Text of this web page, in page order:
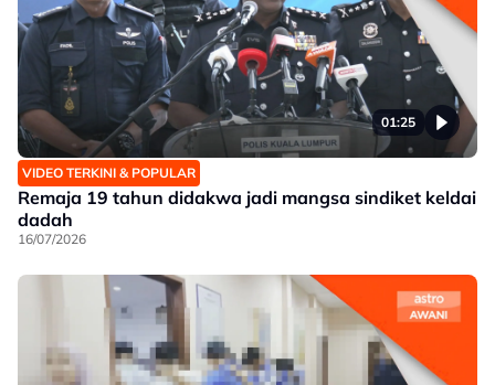
01:25
VIDEO TERKINI & POPULAR
Remaja 19 tahun didakwa jadi mangsa sindiket keldai
dadah
16/07/2026